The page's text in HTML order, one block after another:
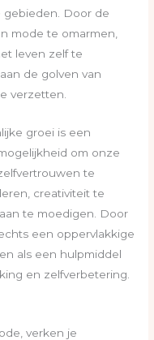
gebieden. Door de
mode te omarmen,
leven zelf te
de golven van
verzetten.
groei is een
om onze
te
creativiteit te
te moedigen. Door
een oppervlakkige
als een hulpmiddel
en zelfverbetering.
verken je